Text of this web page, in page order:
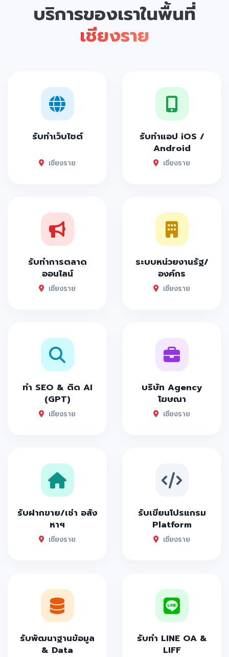
บริการของเราในพื้นที่
เชียงราย
รับทำเว็บไซต์
เชียงราย
รับทำแอป iOS /
Android
เชียงราย
รับทำการตลาด
ออนไลน์
เชียงราย
ระบบหน่วยงานรัฐ/
องค์กร
เชียงราย
ทำ SEO & ติด AI
(GPT)
เชียงราย
บริษัท Agency
โฆษณา
เชียงราย
รับฝากขาย/เช่า อสัง
หาฯ
เชียงราย
รับเขียนโปรแกรม
Platform
เชียงราย
รับพัฒนาฐานข้อมูล
& Data
รับทำ LINE OA &
LIFF